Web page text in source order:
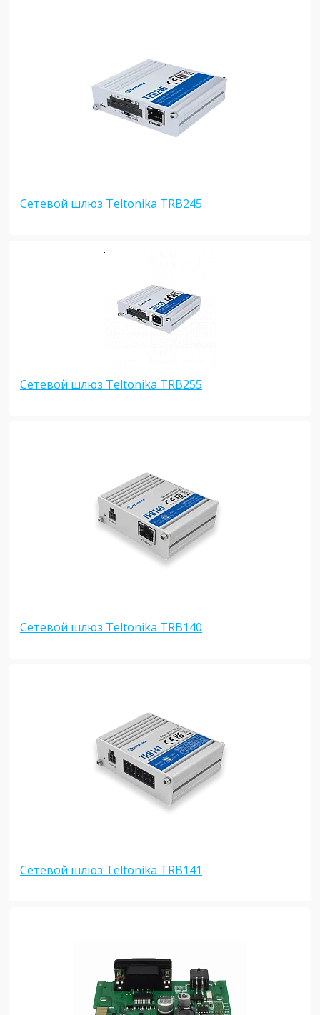
Сетевой шлюз Teltonika TRB245
Сетевой шлюз Teltonika TRB255
Сетевой шлюз Teltonika TRB140
Сетевой шлюз Teltonika TRB141